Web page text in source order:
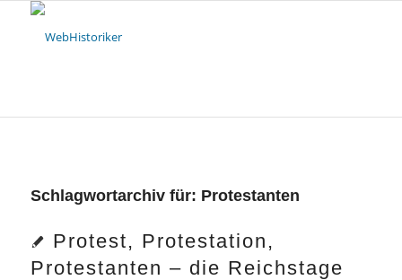
Schlagwortarchiv für: Protestanten
Protest, Protestation,
Protestanten – die Reichstage